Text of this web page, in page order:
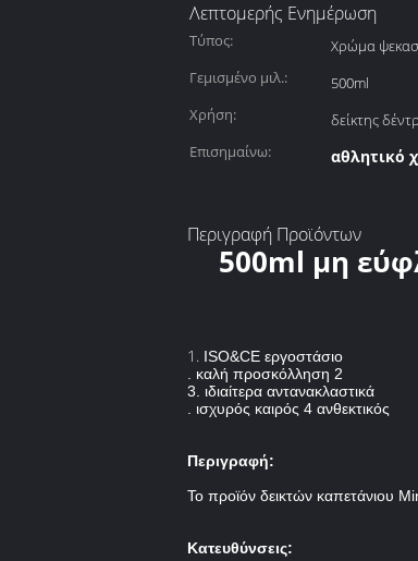
Λεπτομερής Ενημέρωση
Τύπος: Χρώμα
Γεμισμένο μιλ.:
500ml
Χρήση:
δείκτης
Επισημαίνω:
αθλητικό
Περιγραφή Προϊόντων
500ml μη
1. ISO&CE εργοστάσιο
. καλή προσκόλληση 2
3. ιδιαίτερα αντανακλαστικά
. ισχυρός καιρός 4 ανθεκτικός
Περιγραφή:
Το προϊόν δεικτών καπετάνιου
Κατευθύνσεις: